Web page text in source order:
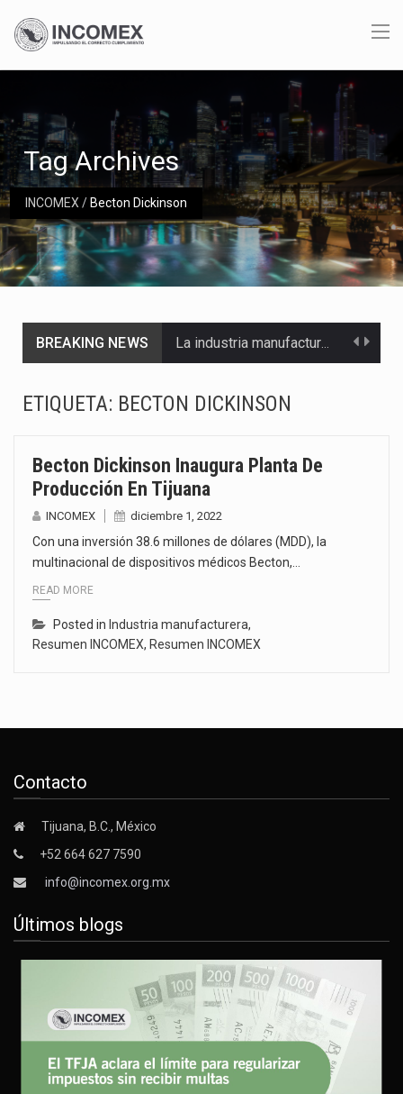
INCOMEX/ Becton Dickinson
Tag Archives
BREAKING NEWS La industria manufacturera de exportación afiliada a Index en Nuevo León ha alcanzado hasta 10%…
El Tribunal Federal de Justicia Administrativa (TFJA), a través de su Segunda Sala Regional en…
El mercado laboral mexicano muestra un proceso de precarización sin señales de mejora, según el…
ETIQUETA: BECTON DICKINSON
Becton Dickinson Inaugura Planta De
Producción En Tijuana
INCOMEX diciembre 1, 2022
Con una inversión 38.6 millones de dólares (MDD), la
multinacional de dispositivos médicos Becton,…
READ MORE
Posted in Industria manufacturera,
Resumen INCOMEX, Resumen INCOMEX
Contacto
Tijuana, B.C., México
+52 664 627 7590
info@incomex.org.mx
Últimos blogs